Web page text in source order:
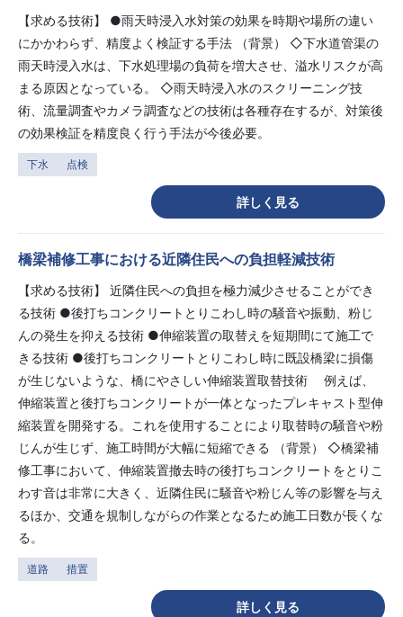
【求める技術】 ●雨天時浸入水対策の効果を時期や場所の違い
にかかわらず、精度よく検証する手法 （背景） ◇下水道管渠の
雨天時浸入水は、下水処理場の負荷を増大させ、溢水リスクが高
まる原因となっている。 ◇雨天時浸入水のスクリーニング技
術、流量調査やカメラ調査などの技術は各種存在するが、対策後
の効果検証を精度良く行う手法が今後必要。
下水 点検
詳しく見る
橋梁補修工事における近隣住民への負担軽減技術
【求める技術】 近隣住民への負担を極力減少させることができ
る技術 ●後打ちコンクリートとりこわし時の騒音や振動、粉じ
んの発生を抑える技術 ●伸縮装置の取替えを短期間にて施工で
きる技術 ●後打ちコンクリートとりこわし時に既設橋梁に損傷
が生じないような、橋にやさしい伸縮装置取替技術 例えば、
伸縮装置と後打ちコンクリートが一体となったプレキャスト型伸
縮装置を開発する。これを使用することにより取替時の騒音や粉
じんが生じず、施工時間が大幅に短縮できる （背景） ◇橋梁補
修工事において、伸縮装置撤去時の後打ちコンクリートをとりこ
わす音は非常に大きく、近隣住民に騒音や粉じん等の影響を与え
るほか、交通を規制しながらの作業となるため施工日数が長くな
る。
道路 措置
詳しく見る